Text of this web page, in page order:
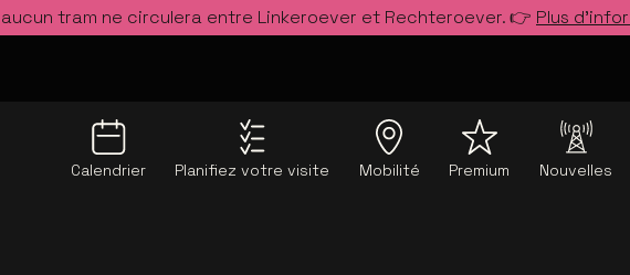
tram ne circulera entre Linkeroever et Rechteroever. 👉 Plus
Calendrier Planifiez votre visite Mobilité Premium Nouvelles